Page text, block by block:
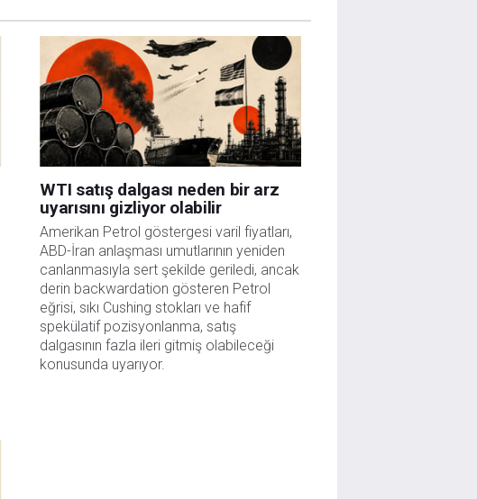
WTI satış dalgası neden bir arz
uyarısını gizliyor olabilir
Amerikan Petrol göstergesi varil fiyatları,
ABD-İran anlaşması umutlarının yeniden
canlanmasıyla sert şekilde geriledi, ancak
derin backwardation gösteren Petrol
eğrisi, sıkı Cushing stokları ve hafif
spekülatif pozisyonlanma, satış
dalgasının fazla ileri gitmiş olabileceği
konusunda uyarıyor.